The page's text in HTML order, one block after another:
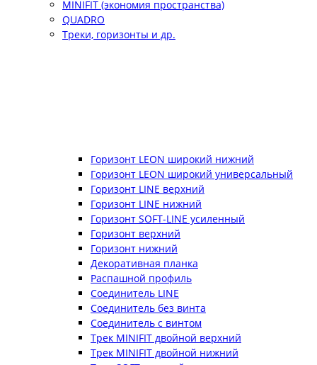
MINIFIT (экономия пространства)
QUADRO
Треки, горизонты и др.
Горизонт LEON широкий нижний
Горизонт LEON широкий универсальный
Горизонт LINE верхний
Горизонт LINE нижний
Горизонт SOFT-LINE усиленный
Горизонт верхний
Горизонт нижний
Декоративная планка
Распашной профиль
Соединитель LINE
Соединитель без винта
Соединитель с винтом
Трек MINIFIT двойной верхний
Трек MINIFIT двойной нижний